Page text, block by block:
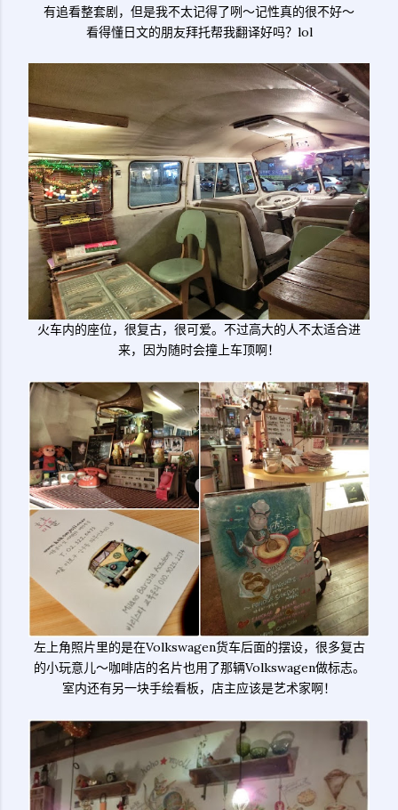
有追看整套剧，但是我不太记得了咧～记性真的很不好～
看得懂日文的朋友拜托帮我翻译好吗？lol
火车内的座位，很复古，很可爱。不过高大的人不太适合进
来，因为随时会撞上车顶啊！
左上角照片里的是在Volkswagen货车后面的摆设，很多复古
的小玩意儿～咖啡店的名片也用了那辆Volkswagen做标志。
室内还有另一块手绘看板，店主应该是艺术家啊！